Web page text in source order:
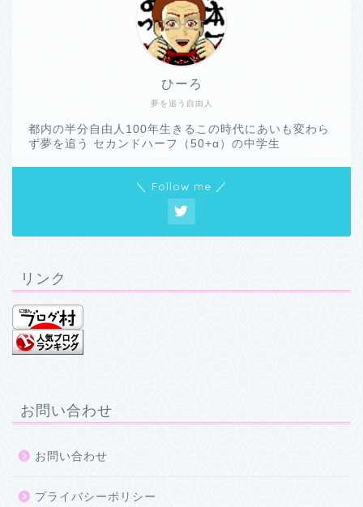
夢を追う自由人
ひーろ
都内の半分自由人100年生きるこの時代にあいも変わら
ず夢を追う セカンドハーフ（50+α）の中学生
＼ Follow me ／
リンク
お問い合わせ
お問い合わせ
プライバシーポリシー